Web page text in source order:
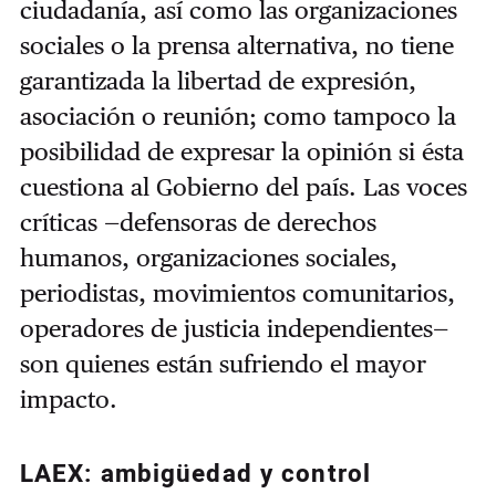
ciudadanía, así como las organizaciones
sociales o la prensa alternativa, no tiene
garantizada la libertad de expresión,
asociación o reunión; como tampoco la
posibilidad de expresar la opinión si ésta
cuestiona al Gobierno del país. Las voces
críticas —defensoras de derechos
humanos, organizaciones sociales,
periodistas, movimientos comunitarios,
operadores de justicia independientes—
son quienes están sufriendo el mayor
impacto.
LAEX: ambigüedad y control